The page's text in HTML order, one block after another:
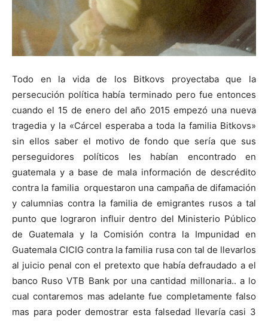
Todo en la vida de los Bitkovs proyectaba que la
persecución política había terminado pero fue entonces
cuando el 15 de enero del año 2015 empezó una nueva
tragedia y la «Cárcel esperaba a toda la familia Bitkovs»
sin ellos saber el motivo de fondo que sería que sus
perseguidores políticos les habían encontrado en
guatemala y a base de mala información de descrédito
contra la familia orquestaron una campaña de difamación
y calumnias contra la familia de emigrantes rusos a tal
punto que lograron influir dentro del Ministerio Público
de Guatemala y la Comisión contra la Impunidad en
Guatemala CICIG contra la familia rusa con tal de llevarlos
al juicio penal con el pretexto que había defraudado a el
banco Ruso VTB Bank por una cantidad millonaria.. a lo
cual contaremos mas adelante fue completamente falso
mas para poder demostrar esta falsedad llevaría casi 3